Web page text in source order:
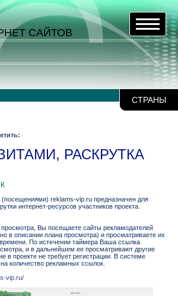
СТРАНЫ
САЙТОВ
РАСКРУТКА
reklams-vip.ru предназначен для
интернет-ресурсов участников проекта.
Вы посещаете сайты рекламодателей
в описании плана просмотра) и просматриваете их
По истечении таймера Ваша ссылка
и в дальнейшем ее просматривают другие
в проекте не требует регистрации. В системе
количество рекламных ссылок.
vip.ru/